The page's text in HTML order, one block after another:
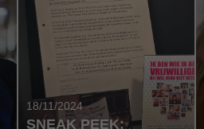
18/11/2024
SNEAK PEEK: